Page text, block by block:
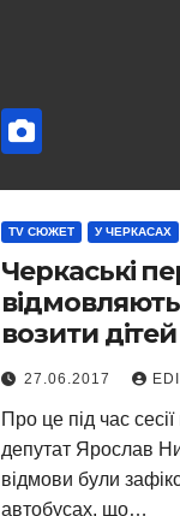
TV СЮЖЕТ У ЧЕРКАСАХ
Черкаські
возити
родин
27.06.2017
Про це під час
депутат Ярослав
відмови були
автобусах, що…